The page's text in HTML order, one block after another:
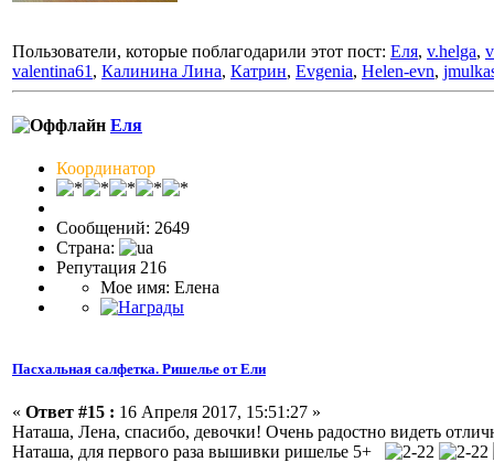
Пользователи, которые поблагодарили этот пост: Еля, v.helga,
valentina61 , Калинина Лина, Катрин, Evgenia, Helen-evn,
Еля
Координатор
Сообщений: 2649
Страна:
Репутация 216
Мое имя: Елена
Пасхальная салфетка. Ришелье от Ели
« Ответ #15 : 16 Апреля 2017, 15:51:27 »
Наташа, Лена, спасибо, девочки! Очень радостно видеть
Наташа, для первого раза вышивки ришелье 5+